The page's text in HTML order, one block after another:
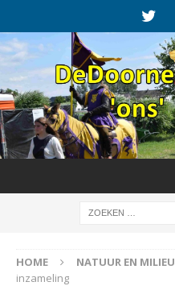
HOME NATUUR EN MILIEU
inzameling